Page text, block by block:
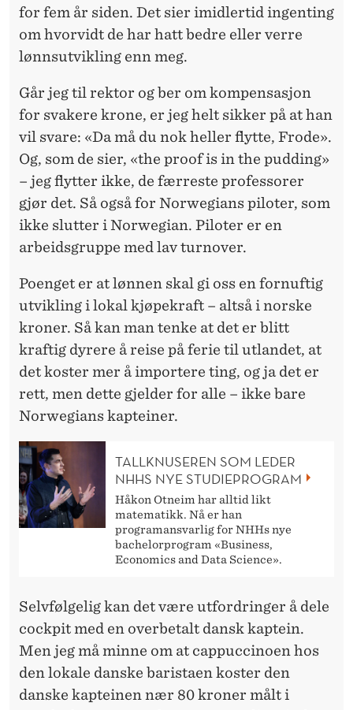
for fem år siden. Det sier imidlertid ingenting
om hvorvidt de har hatt bedre eller verre
lønnsutvikling enn meg.
Går jeg til rektor og ber om kompensasjon
for svakere krone, er jeg helt sikker på at han
vil svare: «Da må du nok heller flytte, Frode».
Og, som de sier, «the proof is in the pudding»
– jeg flytter ikke, de færreste professorer
gjør det. Så også for Norwegians piloter, som
ikke slutter i Norwegian. Piloter er en
arbeidsgruppe med lav turnover.
Poenget er at lønnen skal gi oss en fornuftig
utvikling i lokal kjøpekraft – altså i norske
kroner. Så kan man tenke at det er blitt
kraftig dyrere å reise på ferie til utlandet, at
det koster mer å importere ting, og ja det er
rett, men dette gjelder for alle – ikke bare
Norwegians kapteiner.
TALLKNUSEREN SOM LEDER
NHHS NYE STUDIEPROGRAM
Håkon Otneim har alltid likt
matematikk. Nå er han
programansvarlig for NHHs nye
bachelorprogram «Business,
Economics and Data Science».
Selvfølgelig kan det være utfordringer å dele
cockpit med en overbetalt dansk kaptein.
Men jeg må minne om at cappuccinoen hos
den lokale danske baristaen koster den
danske kapteinen nær 80 kroner målt i